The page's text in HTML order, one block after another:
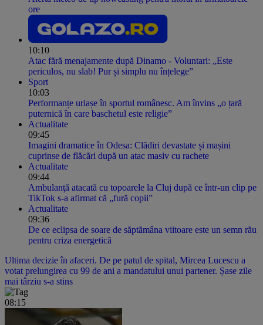
ore
10:10
Atac fără menajamente după Dinamo - Voluntari: „Este
periculos, nu slab! Pur și simplu nu înțelege”
Sport
10:03
Performanțe uriașe în sportul românesc. Am învins „o țară
puternică în care baschetul este religie”
Actualitate
09:45
Imagini dramatice în Odesa: Clădiri devastate și mașini
cuprinse de flăcări după un atac masiv cu rachete
Actualitate
09:44
Ambulanţă atacată cu topoarele la Cluj după ce într-un clip pe
TikTok s-a afirmat că „fură copii”
Actualitate
09:36
De ce eclipsa de soare de săptămâna viitoare este un semn rău
pentru criza energetică
Ultima decizie în afaceri. De pe patul de spital, Mircea Lucescu a
votat prelungirea cu 99 de ani a mandatului unui partener. Șase zile
mai târziu s-a stins
08:15